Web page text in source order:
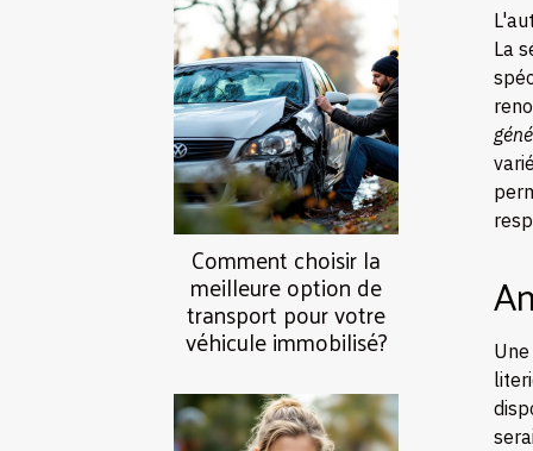
Comment choisir la
meilleure option de
transport pour votre
véhicule immobilisé?
La